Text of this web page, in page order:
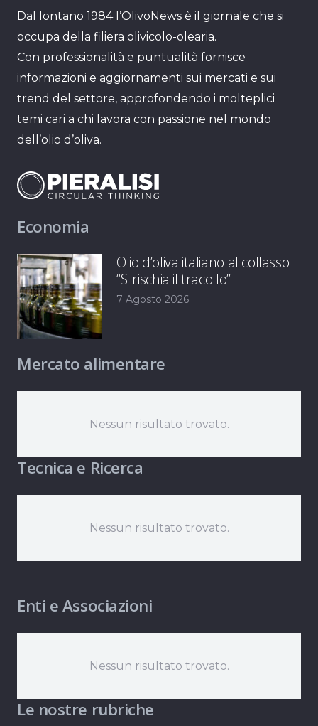
Dal lontano 1984 l’OlivoNews è il giornale che si
occupa della filiera olivicolo-olearia.
Con professionalità e puntualità fornisce
informazioni e aggiornamenti sui mercati e sui
trend del settore, approfondendo i molteplici
temi cari a chi lavora con passione nel mondo
dell’olio d’oliva.
Economia
Olio d’oliva italiano al collasso
“Si rischia il tracollo”
7 Agosto 2026
Mercato alimentare
Nessun risultato trovato.
Tecnica e Ricerca
Nessun risultato trovato.
Enti e Associazioni
Nessun risultato trovato.
Le nostre rubriche